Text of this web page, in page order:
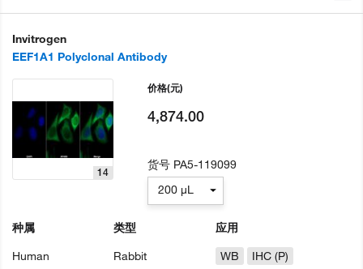
Invitrogen
EEF1A1 Polyclonal Antibody
14
种属
Human
类型
Rabbit
应用
WB
IHC (P)
价格(元)
4,874.00
货号 PA5-119099
200 µL